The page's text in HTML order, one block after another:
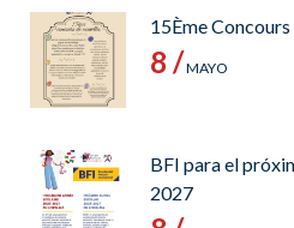
15Ème
8 /MAYO
BFI para el
2027